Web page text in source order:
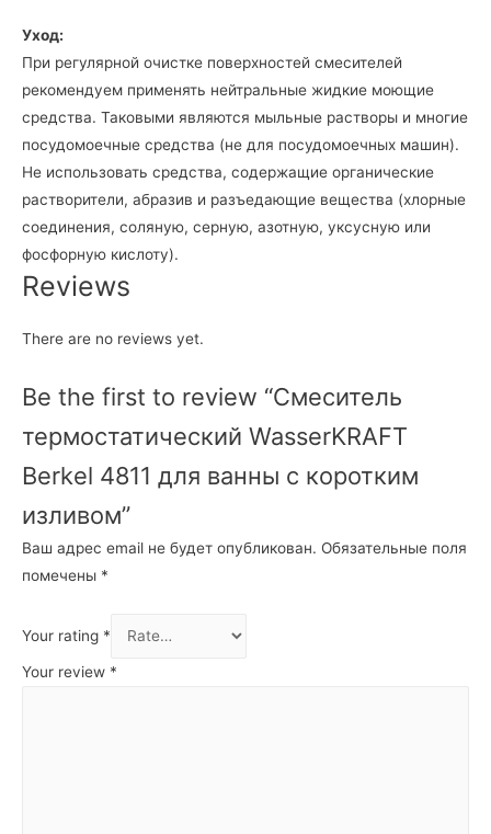
Уход:
При регулярной очистке поверхностей смесителей
рекомендуем применять нейтральные жидкие моющие
средства. Таковыми являются мыльные растворы и многие
посудомоечные средства (не для посудомоечных машин).
Не использовать средства, содержащие органические
растворители, абразив и разъедающие вещества (хлорные
соединения, соляную, серную, азотную, уксусную или
фосфорную кислоту).
Reviews
There are no reviews yet.
Be the first to review “Смеситель
термостатический WasserKRAFT
Berkel 4811 для ванны с коротким
изливом”
Ваш адрес email не будет опубликован. Обязательные поля
помечены *
Your rating *
Your review *